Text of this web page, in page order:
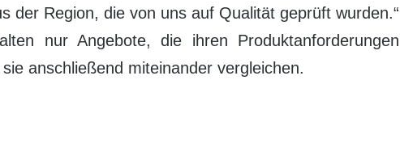
der Region, die von uns auf Qualität geprüft wurden.“
nur Angebote, die ihren Produktanforderungen
anschließend miteinander vergleichen.